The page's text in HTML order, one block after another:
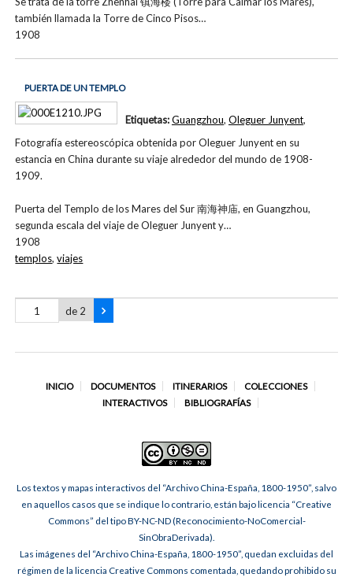
también llamada la Torre de Cinco Pisos…
1908
PUERTA DE UN TEMPLO
Fotografía estereoscópica obtenida por Oleguer Junyent en su
estancia en China durante su viaje alrededor del mundo de 1908-
1909.
Puerta del Templo de los Mares del Sur 南海神庙, en Guangzhou,
segunda escala del viaje de Oleguer Junyent y…
1908
Etiquetas:Guangzhou, Oleguer Junyent,
templos,viajes
de 2
INICIO DOCUMENTOS ITINERARIOS
COLECCIONES
INTERACTIVOS
BIBLIOGRAFÍAS
Los textos y mapas interactivos del “Archivo China-España, 1800-1950”, salvo
en aquellos casos que se indique lo contrario, están bajo licencia “Creative
Commons” del tipo BY-NC-ND (Reconocimiento-NoComercial-
SinObraDerivada).
Las imágenes del “Archivo China-España, 1800-1950”, quedan excluidas del
régimen de la licencia Creative Commons comentada, quedando prohibido su